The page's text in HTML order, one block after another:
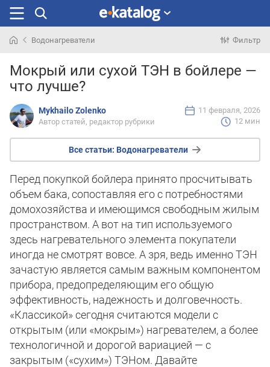
раньше
Водонагреватели Фильтр
Мокрый или сухой ТЭН в бойлере —
что лучше?
Mykhailo Zolenko
Автор статей, редактор рубрики 12 мин
11 февраля, 2026
Все статьи: Водонагреватели
Перед покупкой бойлера принято просчитывать
объем бака, сопоставляя его с потребностями
домохозяйства и имеющимся свободным жилым
пространством. А вот на тип используемого
здесь нагревательного элемента покупатели
иногда не смотрят вовсе. А зря, ведь именно ТЭН
зачастую является самым важным компонентом
прибора, предопределяющим его общую
эффективность, надежность и долговечность.
«Классикой» сегодня считаются модели с
открытым (или «мокрым») нагревателем, а более
технологичной и дорогой вариацией — с
закрытым («сухим») ТЭНом. Давайте